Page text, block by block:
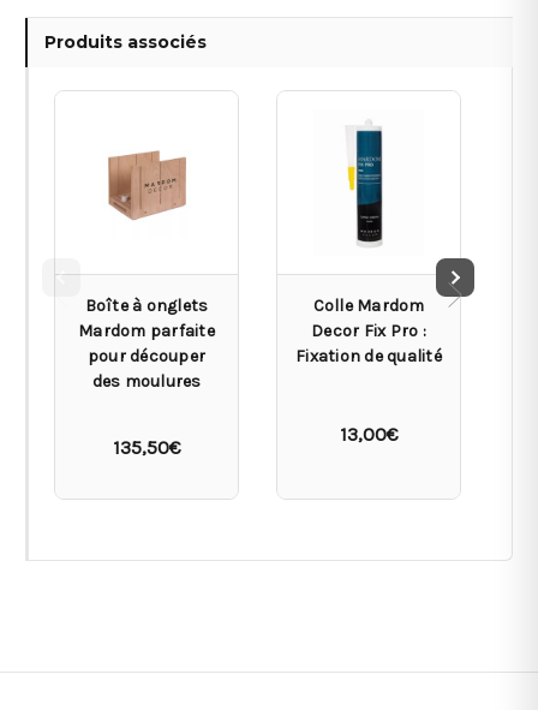
Produits associés
Boîte à onglets
Mardom parfaite
pour découper
des moulures
135,50€
Colle Mardom
Decor Fix Pro :
Fixation de qualité
13,00€